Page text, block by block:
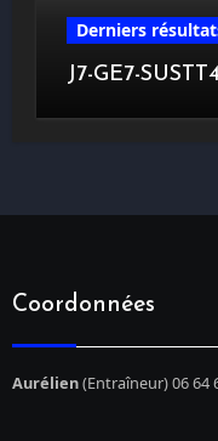
Derniers
J7-GE7-
Coordonnées
Aurélien(Entraîneur) 06 64